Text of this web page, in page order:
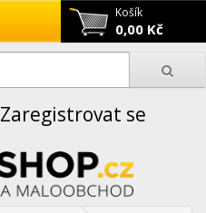
Košík
0,00 Kč
Zaregistrovat se